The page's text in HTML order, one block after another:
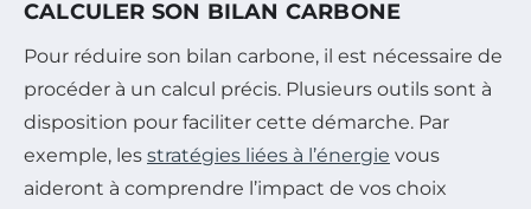
CALCULER SON BILAN CARBONE
Pour réduire son bilan carbone, il est nécessaire de
procéder à un calcul précis. Plusieurs outils sont à
disposition pour faciliter cette démarche. Par
exemple, les stratégies liées à l’énergie vous
aideront à comprendre l’impact de vos choix